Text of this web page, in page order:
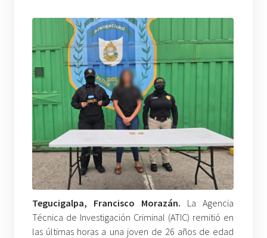
Tegucigalpa, Francisco Morazán. La Agencia
Técnica de Investigación Criminal (ATIC) remitió en
las últimas horas a una joven de 26 años de edad